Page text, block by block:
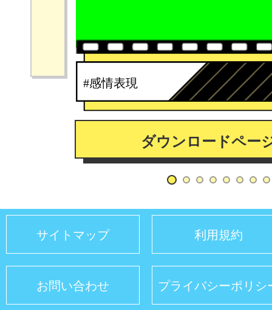
#感情表現
ダウンロードペー
サイトマップ 利用規約
お問い合わせ プライバシーポリシ